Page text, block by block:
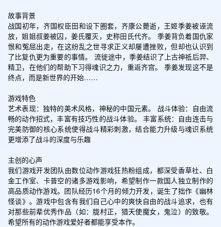
故事背景
战国初年，齐国权臣田和设下圈套，齐康公薨逝，王姬季姜被诬流
放，姐姐叔姜被囚，姜氏覆灭，史称田氏代齐。 季姜背负着国仇家
恨和冤屈出走，在这纷乱之世寻求正义却屡遭挫败，但却也认识到
了比复仇更为重要的事情。 流徙途中，季姜结识了上古神祗后羿、
精卫，在他们的帮助下习得魂识之力，重返齐宫。 季姜发现这不是
终点，而是新世界的开始……
游戏特色
艺术表现：独特的美术风格，神秘的中国元素。 战斗体验：自由流
畅的动作招式，丰富有技巧性的战斗体验。 丰富系统：自由连击与
完美防御的核心系统使得战斗精彩刺激，结合能力升级与魂识系统
更增添了战斗的深度与乐趣
主创的心声
我们游戏开发团队由数位动作游戏狂热粉组成，都深受香草社、白
金工作室、卡普空的诸多游戏影响，希望制作一款国人独立制作的
高品质动作游戏。团队经历16个月的倾力开发，诞生了拙作《幽林
怪谈》。游戏中包含有我们自己心中的爽快自由的战斗追求，也有
对那些前辈优秀作品（如：胧村正，猎天使魔女，鬼泣）的致敬。
希望所有的动作游戏爱好者都能享受本作。